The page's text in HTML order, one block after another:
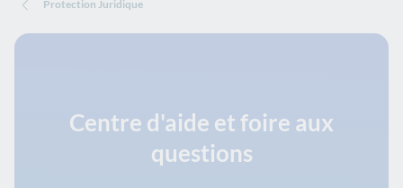
Protection Juridique
Centre d'aide et foire aux
questions